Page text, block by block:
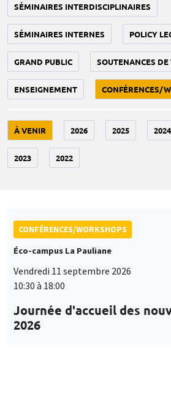
SÉMINAIRES INTERDISCIPLINAIRES
SÉMINAIRES INTERNES POLICY
GRAND PUBLIC SOUTENANCES DE
ENSEIGNEMENT CONFÉRENCES/
À VENIR 2026 2025 2024
2023 2022
CONFÉRENCES/WORKSHOPS
Éco-campus La Pauliane
Vendredi 11 septembre 2026
10:30 à 18:00
Journée d'accueil des
2026